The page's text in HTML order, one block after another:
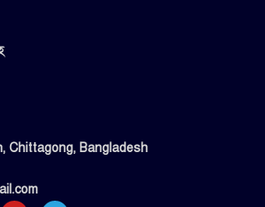
Chittagong, Bangladesh